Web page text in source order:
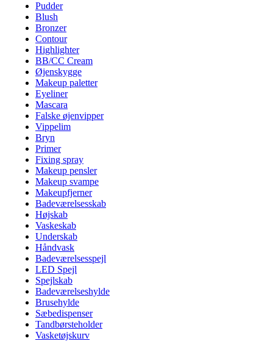
Pudder
Blush
Bronzer
Contour
Highlighter
BB/CC Cream
Øjenskygge
Makeup paletter
Eyeliner
Mascara
Falske øjenvipper
Vippelim
Bryn
Primer
Fixing spray
Makeup pensler
Makeup svampe
Makeupfjerner
Badeværelsesskab
Højskab
Vaskeskab
Underskab
Håndvask
Badeværelsesspejl
LED Spejl
Spejlskab
Badeværelseshylde
Brusehylde
Sæbedispenser
Tandbørsteholder
Vasketøjskurv